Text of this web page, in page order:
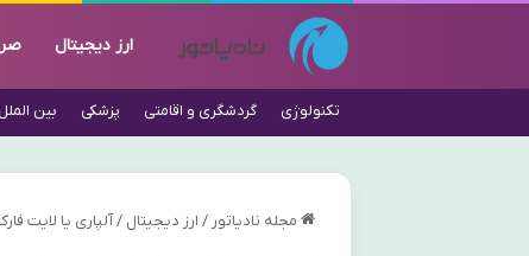
ارز دیجیتال
تکنولوژی گردشگری و اقامتی پزشکی بین الملل
مجله نادیاتور / ارز دیجیتال / آلپاری یا لایت